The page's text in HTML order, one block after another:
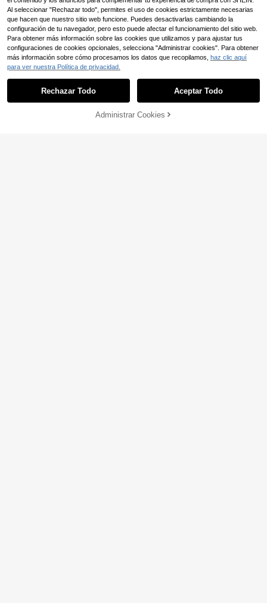
COMPRAR AHORA AÑADIR A LA BOLSA
Al seleccionar "Rechazar todo", permites el uso de cookies estrictamente necesarias
que hacen que nuestro sitio web funcione. Puedes desactivarlas cambiando la
configuración de tu navegador, pero esto puede afectar el funcionamiento del sitio web.
Para obtener más información sobre las cookies que utilizamos y para ajustar tus
configuraciones de cookies opcionales, selecciona "Administrar cookies". Para obtener
más información sobre cómo procesamos los datos que recopilamos, haz clic aquí
para ver nuestra Política de privacidad.
Rechazar Todo Aceptar Todo
Administrar Cookies